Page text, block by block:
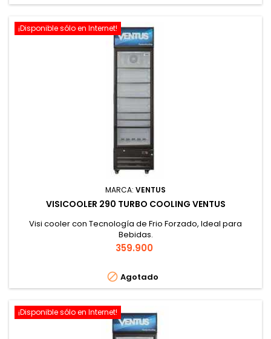
¡Disponible sólo en Internet!
MARCA: VENTUS
VISICOOLER 290 TURBO COOLING VENTUS
Visi cooler con Tecnología de Frio Forzado, Ideal para
Bebidas.
Precio
359.900
 Agotado
¡Disponible sólo en Internet!